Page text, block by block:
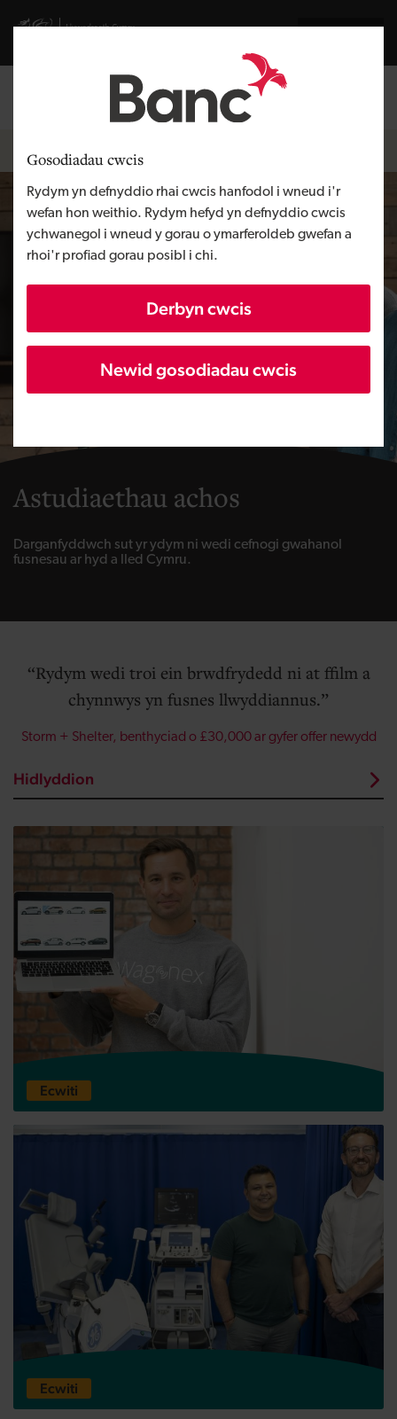
Gosodiadau cwcis
Rydym yn defnyddio rhai cwcis hanfodol i wneud i'r
wefan hon weithio. Rydym hefyd yn defnyddio cwcis
ychwanegol i wneud y gorau o ymarferoldeb gwefan a
rhoi'r profiad gorau posibl i chi.
Derbyn cwcis
Newid gosodiadau cwcis
Visit gov.wales website
Mewngofnodi
Breadcrumb
Adnoddau
Astudiaethau achos
Darganfyddwch sut yr ydym ni wedi cefnogi gwahanol
fusnesau ar hyd a lled Cymru.
Rydym wedi troi ein brwdfrydedd ni at ffilm a
chynnwys yn fusnes llwyddiannus.
Storm + Shelter, benthyciad o £30,000 ar gyfer offer newydd
Hidlyddion
Wagonex Limited
Ecwiti
Ceryx Medical
Ecwiti